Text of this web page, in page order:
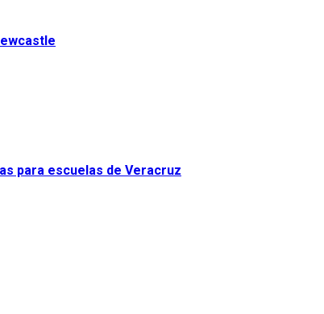
para escuelas de Veracruz